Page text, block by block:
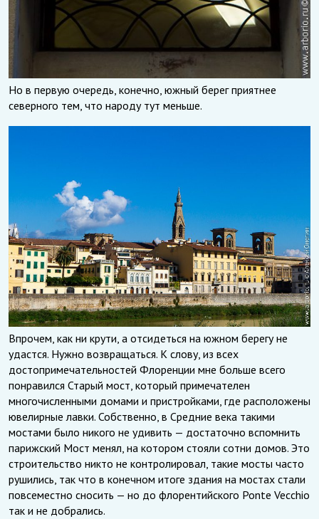
Но в первую очередь, конечно, южный берег приятнее
северного тем, что народу тут меньше.
Впрочем, как ни крути, а отсидеться на южном берегу не
удастся. Нужно возвращаться. К слову, из всех
достопримечательностей Флоренции мне больше всего
понравился Старый мост, который примечателен
многочисленными домами и пристройками, где расположены
ювелирные лавки. Собственно, в Средние века такими
мостами было никого не удивить — достаточно вспомнить
парижский Мост менял, на котором стояли сотни домов. Это
строительство никто не контролировал, такие мосты часто
рушились, так что в конечном итоге здания на мостах стали
повсеместно сносить — но до флорентийского Ponte Vecchio
так и не добрались.